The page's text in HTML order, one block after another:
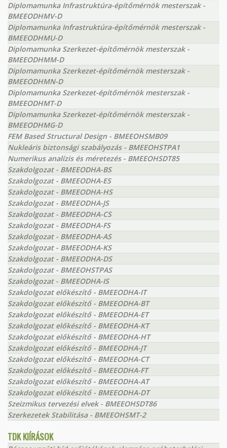
Diplomamunka Infrastruktúra-építőmérnök mesterszak -
BMEEODHMV-D
Diplomamunka Infrastruktúra-építőmérnök mesterszak -
BMEEODHMU-D
Diplomamunka Szerkezet-építőmérnök mesterszak -
BMEEODHMM-D
Diplomamunka Szerkezet-építőmérnök mesterszak -
BMEEODHMN-D
Diplomamunka Szerkezet-építőmérnök mesterszak -
BMEEODHMT-D
Diplomamunka Szerkezet-építőmérnök mesterszak -
BMEEODHMG-D
FEM Based Structural Design - BMEEOHSMB09
Nukleáris biztonsági szabályozás - BMEEOHSTPA1
Numerikus analízis és méretezés - BMEEOHSDT85
Szakdolgozat - BMEEODHA-BS
Szakdolgozat - BMEEODHA-ES
Szakdolgozat - BMEEODHA-HS
Szakdolgozat - BMEEODHA-JS
Szakdolgozat - BMEEODHA-CS
Szakdolgozat - BMEEODHA-FS
Szakdolgozat - BMEEODHA-AS
Szakdolgozat - BMEEODHA-KS
Szakdolgozat - BMEEODHA-DS
Szakdolgozat - BMEEOHSTPAS
Szakdolgozat - BMEEODHA-IS
Szakdolgozat előkészítő - BMEEODHA-IT
Szakdolgozat előkészítő - BMEEODHA-BT
Szakdolgozat előkészítő - BMEEODHA-ET
Szakdolgozat előkészítő - BMEEODHA-KT
Szakdolgozat előkészítő - BMEEODHA-HT
Szakdolgozat előkészítő - BMEEODHA-JT
Szakdolgozat előkészítő - BMEEODHA-CT
Szakdolgozat előkészítő - BMEEODHA-FT
Szakdolgozat előkészítő - BMEEODHA-AT
Szakdolgozat előkészítő - BMEEODHA-DT
Szeizmikus tervezési elvek - BMEEOHSDT86
Szerkezetek Stabilitása - BMEEOHSMT-2
TDK KIÍRÁSOK